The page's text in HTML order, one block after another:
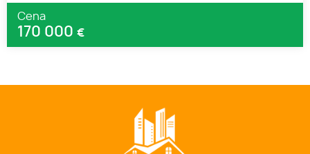
Cena
170 000 €